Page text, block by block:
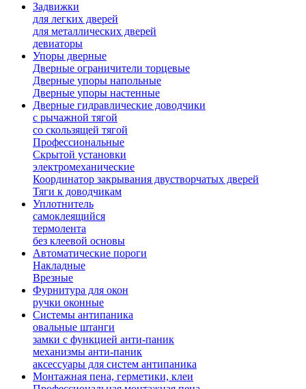
Задвижки
для легких дверей
для металлических дверей
девиаторы
Упоры дверные
Дверные ограничители торцевые
Дверные упоры напольные
Дверные упоры настенные
Дверные гидравлические доводчики
с рычажной тягой
со скользящей тягой
Профессиональные
Скрытой установки
электромеханические
Координатор закрывания двустворчатых дверей
Тяги к доводчикам
Уплотнитель
самоклеящийся
термолента
без клеевой основы
Автоматические пороги
Накладные
Врезные
Фурнитура для окон
ручки оконные
Системы антипаника
овальные штанги
замки с функцией анти-паник
механизмы анти-паник
аксессуары для систем антипаника
Монтажная пена, герметики, клеи